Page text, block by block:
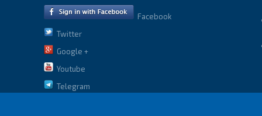
Facebook
Twitter
Google +
Youtube
Telegram